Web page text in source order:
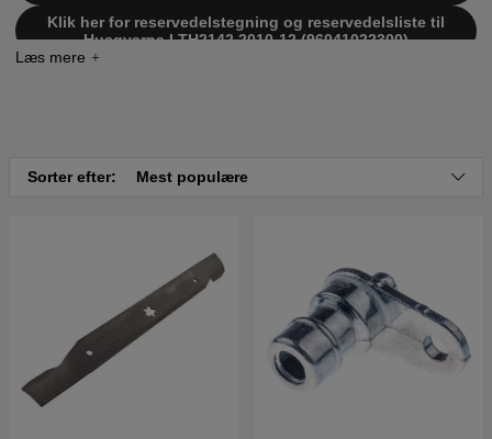
Klik her for reservedelstegning og reservedelsliste til
Husqvarna LTH2142 2010-12 (96041022300)
Sorter efter: Mest populære